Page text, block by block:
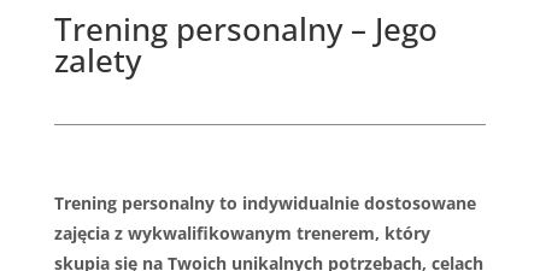
Trening personalny – Jego
zalety
Trening personalny to indywidualnie dostosowane
zajęcia z wykwalifikowanym trenerem, który
skupia się na Twoich unikalnych potrzebach, celach